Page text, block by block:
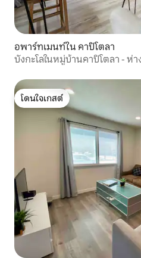
อพาร์ทเมนท์ใน คาปิโตลา
บังกะโลในหมู่บ้านคาปิโตลา - ห่
โดนใจเกสต์
โดนใจเกสต์